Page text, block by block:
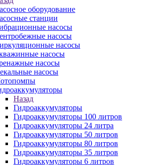
оборудование
станции
насосы
насосы
насосы
насосы
насосы
насосы
Назад
Гидроаккумуляторы
Гидроаккумуляторы 100 литров
Гидроаккумуляторы 24 литра
Гидроаккумуляторы 50 литров
Гидроаккумуляторы 80 литров
Гидроаккумуляторы 35 литров
Гидроаккумуляторы 6 литров